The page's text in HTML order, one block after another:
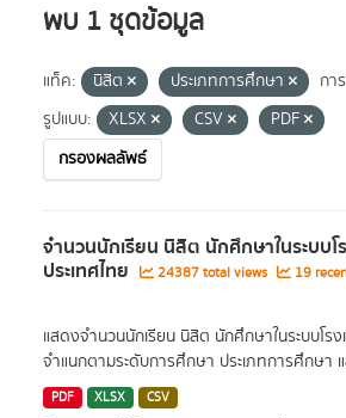
พบ 1 ชุดข้อมูล
แท็ค: นิสิต ประเภทการศึกษา กา
รูปแบบ:
XLSX CSV
PDF
กรองผลลัพธ์
จำนวนนักเรียน นิสิต นักศึกษาในระบบโ
ประเทศไทย 24387 total views 19
แสดงจำนวนนักเรียน นิสิต นักศึกษาในระบบโรง
จำแนกตามระดับการศึกษา ประเภทการศึกษา
PDF XLSX CSV